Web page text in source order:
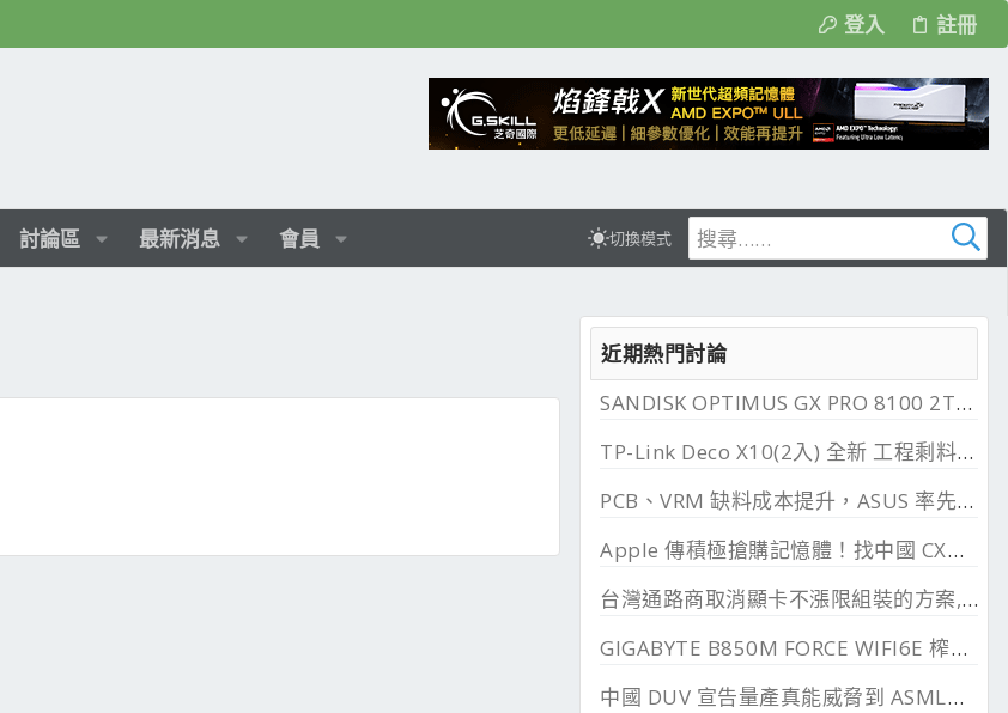
登入 註冊
討論區 最新消息 會員 切換模式
近期熱門討論
SANDISK OPTIMUS GX PRO 8100 2TB 與 850X 2TB 開箱, PCIe 5.0 與 4.0 效能比較
TP-Link Deco X10(2入) 全新 工程剩料 可店到店 免運費
PCB、VRM 缺料成本提升，ASUS 率先調漲主機板
Apple 傳積極搶購記憶體！找中國 CXMT 談價格碰壁
台灣通路商取消顯卡不漲限組裝的方案, 直漲 20~45%
GIGABYTE B850M FORCE WIFI6E 榨乾長鑫24G DDR
中國 DUV 宣告量產真能威脅到 ASML？外媒稱相差甚遠